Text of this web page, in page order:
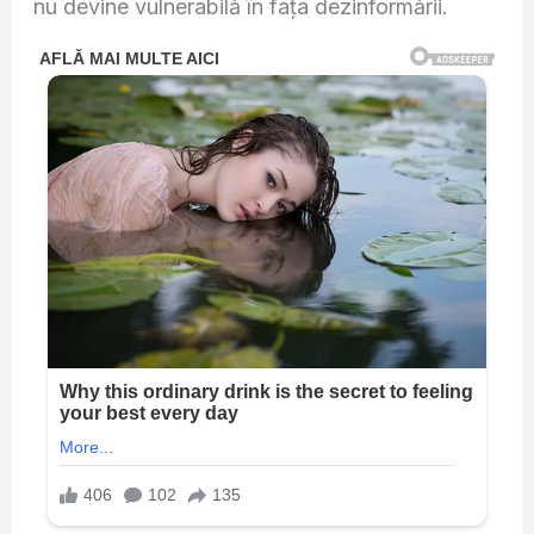
nu devine vulnerabilă în fața dezinformării.